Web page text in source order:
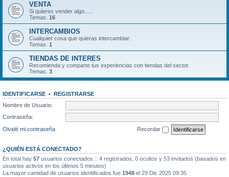
VENTA
Si quieres vender algo......
Temas: 16
INTERCAMBIOS
Cualquier cosa que quieras intercambiar.
Temas: 1
TIENDAS DE INTERES
Recomienda y comparte tus experiencias con tiendas del sector.
Temas: 3
IDENTIFICARSE •
REGISTRARSE
Nombre de Usuario:
Contraseña:
Olvidé mi contraseña
Recordar
¿QUIÉN ESTÁ CONECTADO?
En total hay 57 usuarios conectados :: 4 registrados, 0 ocultos y 53 invitados (basados en
usuarios activos en los últimos 5 minutos)
La mayor cantidad de usuarios identificados fue 1948 el 29 Dic 2025 09:35